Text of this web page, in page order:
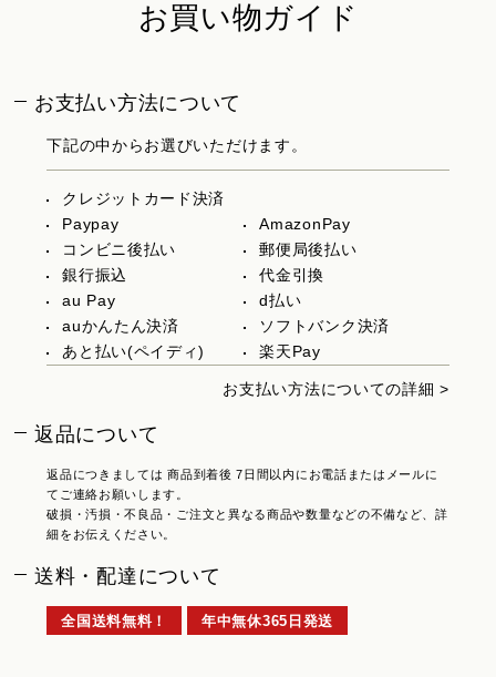
お買い物ガイド
お支払い方法について
下記の中からお選びいただけます。
クレジットカード決済
Paypay
AmazonPay
コンビニ後払い
郵便局後払い
銀行振込
代金引換
au Pay
d払い
auかんたん決済
ソフトバンク決済
あと払い(ペイディ)
楽天Pay
お支払い方法についての詳細 >
返品について
返品につきましては 商品到着後 7日間以内にお電話またはメールに
てご連絡お願いします。
破損・汚損・不良品・ご注文と異なる商品や数量などの不備など、詳
細をお伝えください。
送料・配達について
全国送料無料！ 年中無休365日発送